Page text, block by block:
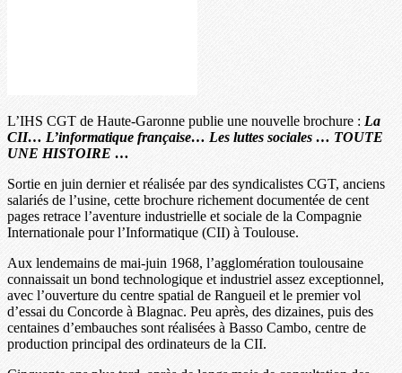
L’IHS CGT de Haute-Garonne publie une nouvelle brochure : La
CII… L’informatique française… Les luttes sociales … TOUTE
UNE HISTOIRE …
Sortie en juin dernier et réalisée par des syndicalistes CGT, anciens
salariés de l’usine, cette brochure richement documentée de cent
pages retrace l’aventure industrielle et sociale de la Compagnie
Internationale pour l’Informatique (CII) à Toulouse.
Aux lendemains de mai-juin 1968, l’agglomération toulousaine
connaissait un bond technologique et industriel assez exceptionnel,
avec l’ouverture du centre spatial de Rangueil et le premier vol
d’essai du Concorde à Blagnac. Peu après, des dizaines, puis des
centaines d’embauches sont réalisées à Basso Cambo, centre de
production principal des ordinateurs de la CII.